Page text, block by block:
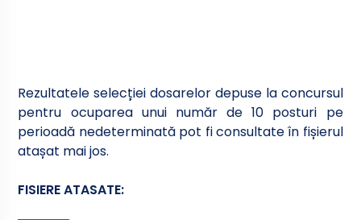
Rezultatele selecției dosarelor depuse la concursul
pentru ocuparea unui număr de 10 posturi pe
perioadă nedeterminată pot fi consultate în fișierul
atașat mai jos.
FISIERE ATASATE: